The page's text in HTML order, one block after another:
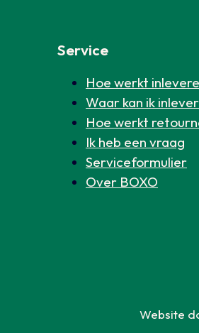
Service
Hoe werkt
Waar kan ik
Hoe werkt
Ik heb een vraag
Serviceformulier
Over BOXO
Website